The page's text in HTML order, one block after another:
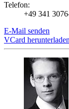
Telefon:
+49 341
E-Mail senden
VCard herunterladen